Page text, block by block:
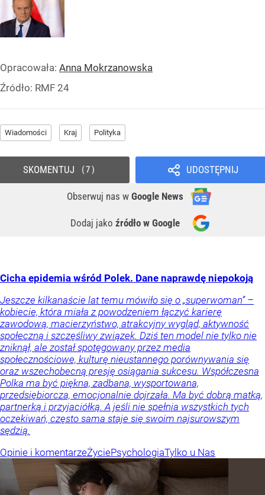
Opracowała: Anna Mokrzanowska
Źródło: RMF 24
Wiadomości Kraj Polityka
UDOSTĘPNIJ
Obserwuj nas w Google News
Dodaj jako źródło w Google
SKOMENTUJ 7
Cicha epidemia wśród Polek. Dane naprawdę niepokoją
Jeszcze kilkanaście lat temu mówiło się o „superwoman” –
kobiecie, która miała z powodzeniem łączyć karierę
zawodową, macierzyństwo, atrakcyjny wygląd, aktywność
społeczną i szczęśliwy związek. Dziś ten model nie tylko nie
zniknął, ale został spotęgowany przez media
społecznościowe, kulturę nieustannego porównywania się
oraz wszechobecną presję osiągania sukcesu. Współczesna
Polka ma być piękna, zadbana, wysportowana,
przedsiębiorcza, emocjonalnie dojrzała. Ma być dobrą matką,
partnerką i przyjaciółką. A jeśli nie spełnia wszystkich tych
oczekiwań, często sama staje się swoim najsurowszym
sędzią.
Opinie i komentarzeŻyciePsychologiaTylko u Nas